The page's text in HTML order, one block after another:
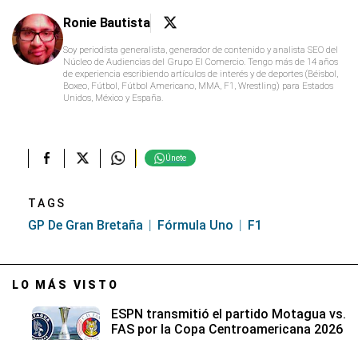
Ronie Bautista
Soy periodista generalista, generador de contenido y analista SEO del
Núcleo de Audiencias del Grupo El Comercio. Tengo más de 14 años
de experiencia escribiendo artículos de interés y de deportes (Béisbol,
Boxeo, Fútbol, Fútbol Americano, MMA, F1, Wrestling) para Estados
Unidos, México y España.
Únete
TAGS
GP De Gran Bretaña Fórmula Uno F1
LO MÁS VISTO
ESPN transmitió el partido Motagua vs.
FAS por la Copa Centroamericana 2026